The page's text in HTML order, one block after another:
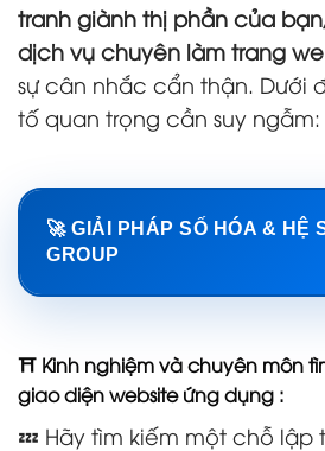
tranh giành thị phần của
dịch vụ chuyên làm trang
sự cân nhắc cẩn thận. Dưới
tố quan trọng cần suy ngẫm:
🚀 GIẢI PHÁP SỐ HÓA & HỆ
GROUP
⛩️ Kinh nghiệm và chuyên môn
giao diện website ứng dụng :
💤 Hãy tìm kiếm một chỗ lập